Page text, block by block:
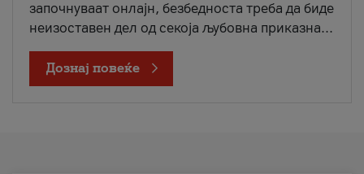
започнуваат онлајн, безбедноста треба да биде
неизоставен дел од секоја љубовна приказна...
Дознај повеќе